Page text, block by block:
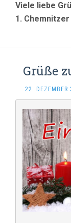
Viele liebe
1. Chemnitzer
Grüße
22. DEZEMBER